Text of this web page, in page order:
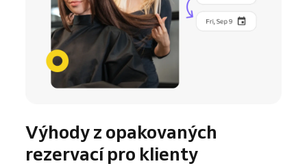
Výhody z opakovaných
rezervací pro klienty